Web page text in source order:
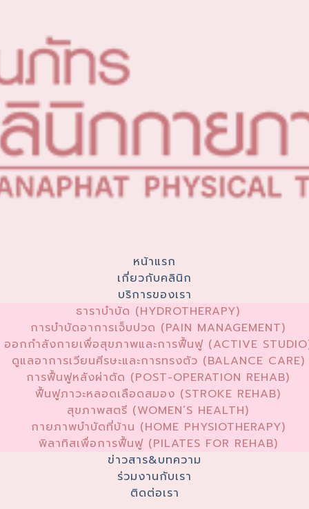
หน้าแรก
เกี่ยวกับคลินิก
บริการของเรา
ธาราบำบัด (HYDROTHERAPY)
การบำบัดอาการเจ็บปวด (PAIN MANAGEMENT)
ออกกำลังกายเพื่อสุขภาพและการฟื้นฟู (ACTIVE
ดูแลอาการเวียนศีรษะและการทรงตัว (BALANCE CARE)
การฟื้นฟูหลังผ่าตัด (POST-OPERATION REHAB)
ฟื้นฟูภาวะหลอดเลือดสมอง (STROKE REHAB)
สุขภาพสตรี (WOMEN’S HEALTH)
กายภาพบำบัดที่บ้าน (HOME PHYSIOTHERAPY)
พิลาทิสเพื่อการฟื้นฟู (PILATES FOR REHAB)
ข่าวสาร&บทความ
ร่วมงานกับเรา
ติดต่อเรา